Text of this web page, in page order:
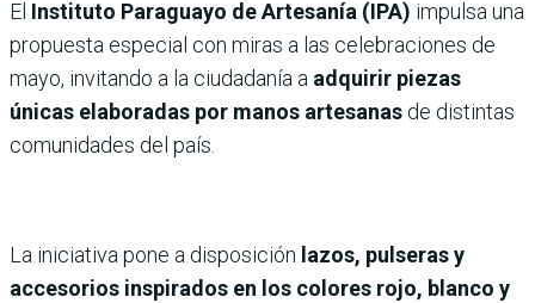
El Instituto Paraguayo de Artesanía (IPA) impulsa una
propuesta especial con miras a las celebraciones de
mayo, invitando a la ciudadanía a adquirir piezas
únicas elaboradas por manos artesanas de distintas
comunidades del país.
La iniciativa pone a disposición lazos, pulseras y
accesorios inspirados en los colores rojo, blanco y